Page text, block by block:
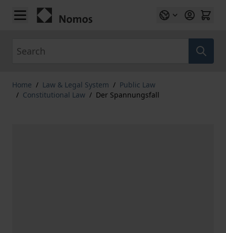
Skip to Content
Home / Law & Legal System / Public Law
/ Constitutional Law / Der Spannungsfall